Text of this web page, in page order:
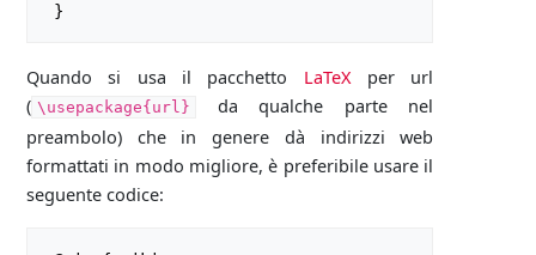
Quando si usa il pacchetto LaTeXper url
( \usepackage{url}
da qualche parte nel
preambolo) che in genere dà indirizzi web
formattati in modo migliore, è preferibile usare il
seguente codice: